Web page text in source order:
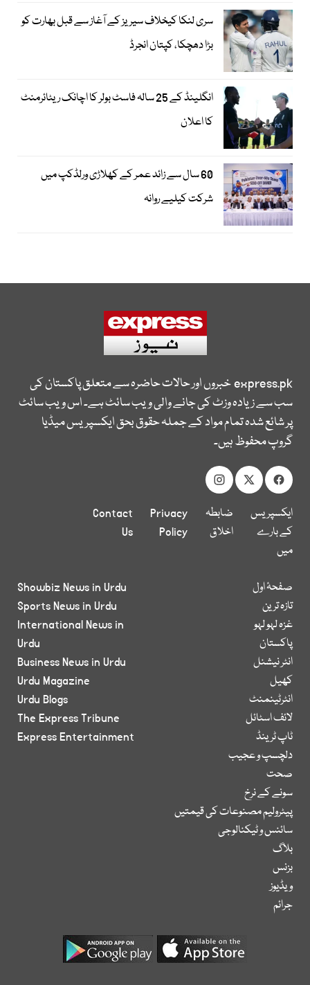
سری لنکا کیخلاف سیریز کے آغاز سے قبل بھارت کو
بڑا دھچکا، کپتان انجرڈ
انگلینڈ کے 25 سالہ فاسٹ بولر کا اچانک ریٹائرمنٹ
کا اعلان
60 سال سے زائد عمر کے کھلاڑی ورلڈکپ میں
شرکت کیلیے روانہ
express.pkخبروں اور حالات حاضرہ سے متعلق پاکستان کی
سب سے زیادہ وزٹ کی جانے والی ویب سائٹ ہے۔ اس ویب سائٹ
پر شائع شدہ تمام مواد کے جملہ حقوق بحق ایکسپریس میڈیا
گروپ محفوظ ہیں۔
ایکسپریس
کے بارے
میں
ضابطہ
اخلاق
Privacy
Policy
Contact
Us
صفحۂ اول
تازہ ترین
غزہ لہو لہو
پاکستان
انٹر نیشنل
کھیل
انٹرٹینمنٹ
لائف اسٹائل
ٹاپ ٹرینڈ
دلچسپ و عجیب
صحت
سونے کے نرخ
پیٹرولیم مصنوعات کی قیمتیں
سائنس و ٹیکنالوجی
بلاگ
بزنس
ویڈیوز
جرائم
Showbiz News in Urdu
Sports News in Urdu
International News in
Urdu
Business News in Urdu
Urdu Magazine
Urdu Blogs
The Express Tribune
Express Entertainment